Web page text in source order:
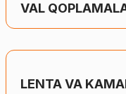
VAL
LENTA VA